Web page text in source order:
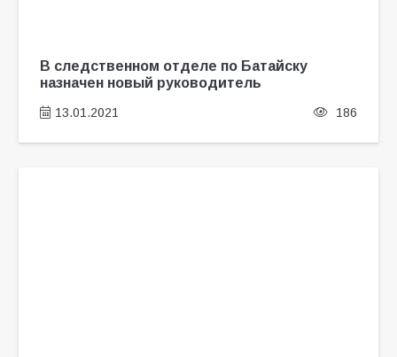
В следственном отделе по Батайску
назначен новый руководитель
13.01.2021 186